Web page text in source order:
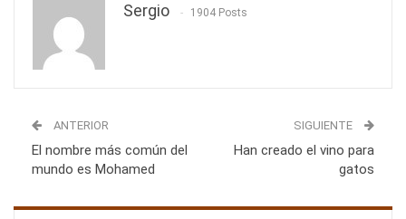
Sergio 1904 Posts
ANTERIOR
El nombre más común del
mundo es Mohamed
SIGUIENTE
Han creado el vino para
gatos